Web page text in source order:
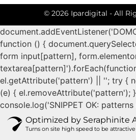
© 2026 Ipardigital - All
function () {
form input[pattern],
el.getAttribute('pattern') || ''; try {
(e) { el.removeAttribute('pattern');
console.log('SNIPPET OK:
Optimized by Seraphinite
Turns on site high speed to be